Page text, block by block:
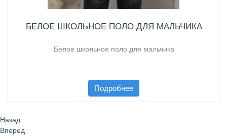
БЕЛОЕ ШКОЛЬНОЕ ПОЛО ДЛЯ МАЛЬЧИКА
Белое школьное поло для мальчика
Подробнее
Назад
Вперед